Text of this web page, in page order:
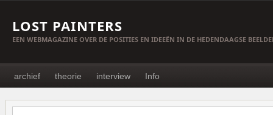
LOST PAINTERS
EEN WEBMAGAZINE OVER DE POSITIES EN IDEEËN IN DE HEDENDAAGSE
archief theorie interview Info